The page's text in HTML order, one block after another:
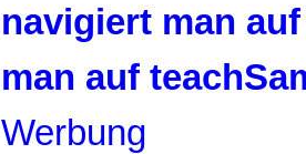
navigiert man
man auf
Werbung